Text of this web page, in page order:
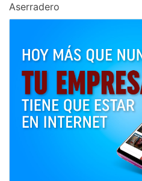
Aserradero